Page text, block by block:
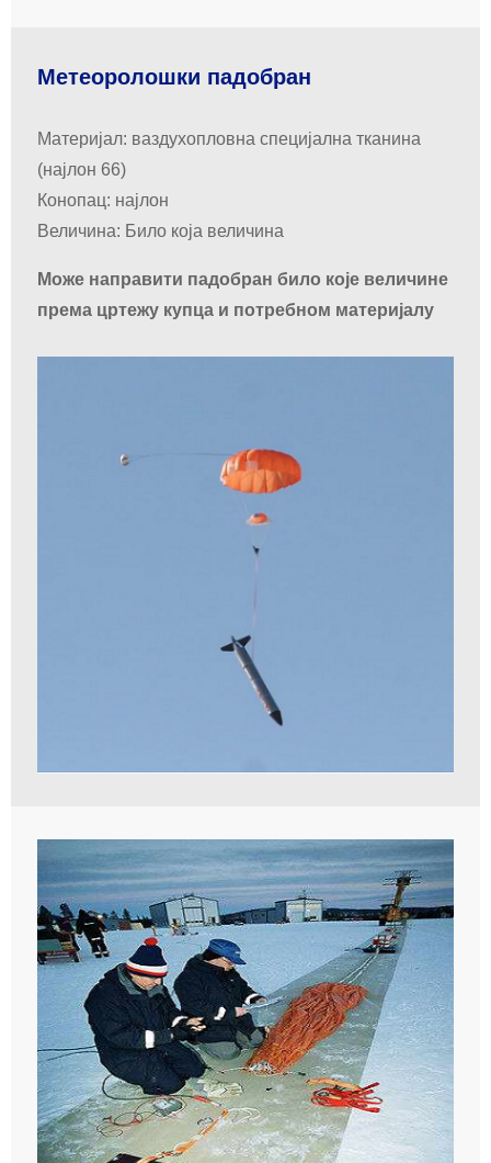
Метеоролошки падобран
Материјал: ваздухопловна специјална тканина
(најлон 66)
Конопац: најлон
Величина: Било која величина
Може направити падобран било које величине
према цртежу купца и потребном материјалу